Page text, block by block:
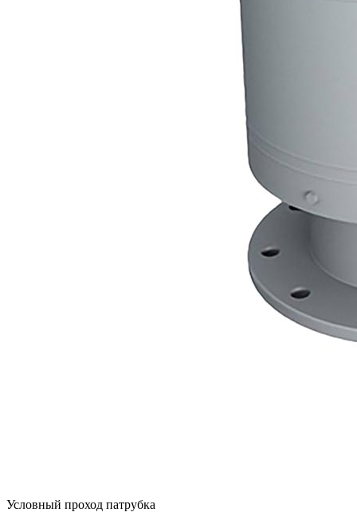
Условный проход патрубка